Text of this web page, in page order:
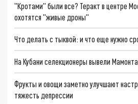
"Кротами" были все? Теракт в центре
охотятся "живые дроны"
Что делать с тыквой: и что еще нужно
На Кубани селекционеры вывели
Фрукты и овощи заметно улучшают
тяжесть депрессии